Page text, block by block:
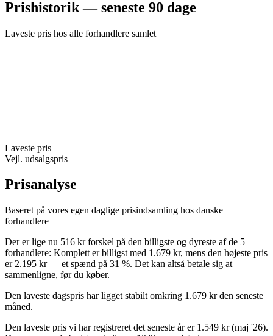
Prishistorik — seneste 90 dage
Laveste pris hos alle forhandlere samlet
Laveste pris
Vejl. udsalgspris
Prisanalyse
Baseret på vores egen daglige prisindsamling hos danske
forhandlere
Der er lige nu 516 kr forskel på den billigste og dyreste af de 5
forhandlere: Komplett er billigst med 1.679 kr, mens den højeste pris
er 2.195 kr — et spænd på 31 %. Det kan altså betale sig at
sammenligne, før du køber.
Den laveste dagspris har ligget stabilt omkring 1.679 kr den seneste
måned.
Den laveste pris vi har registreret det seneste år er 1.549 kr (maj '26).